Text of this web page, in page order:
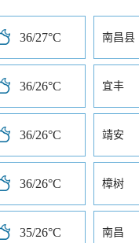
36/27°C 南昌县
36/26°C 宜丰
36/26°C 靖安
36/26°C 樟树
35/26°C 南昌